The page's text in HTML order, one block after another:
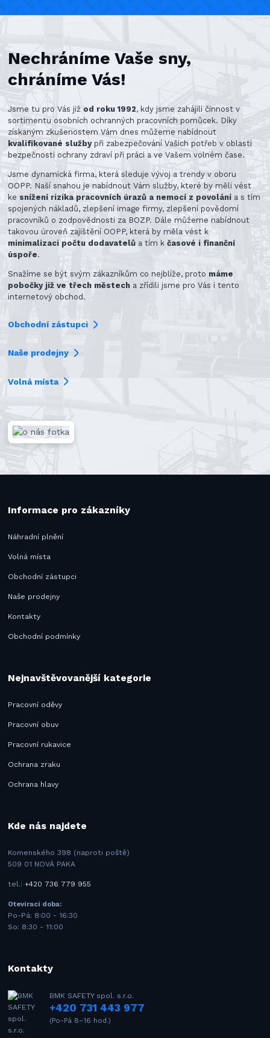
Nechráníme Vaše sny,
chráníme Vás!
Jsme tu pro Vás již od roku 1992, kdy jsme zahájili činnost v
sortimentu osobních ochranných pracovních pomůcek. Díky
získaným zkušenostem Vám dnes můžeme nabídnout
kvalifikované službypři zabezpečování Vašich potřeb v oblasti
bezpečnosti ochrany zdraví při práci a ve Vašem volném čase.
Jsme dynamická firma, která sleduje vývoj a trendy v oboru
OOPP. Naší snahou je nabídnout Vám služby, které by měli vést
ke snížení rizika pracovních úrazů a nemocí z povolání a s tím
spojených nákladů, zlepšení image firmy, zlepšení povědomí
pracovníků o zodpovědnosti za BOZP. Dále můžeme nabídnout
takovou úroveň zajištění OOPP, která by měla vést k
minimalizaci počtu dodavatelů a tím kčasové i finanční
úspoře.
Snažíme se být svým zákazníkům co nejblíže, proto máme
pobočky již ve třech městech a zřídili jsme pro Vás i tento
internetový obchod.
Obchodní zástupci
Naše prodejny
Volná místa
Informace pro zákazníky
Náhradní plnění
Volná místa
Obchodní zástupci
Naše prodejny
Kontakty
Obchodní podmínky
Nejnavštěvovanější kategorie
Pracovní oděvy
Pracovní obuv
Pracovní rukavice
Ochrana zraku
Ochrana hlavy
Kde nás najdete
Komenského 398 (naproti poště)
509 01 NOVÁ PAKA
tel.:+420 736 779 955
Otevírací doba:
Po-Pá: 8:00 - 16:30
So: 8:30 - 11:00
Kontakty
BMK SAFETY spol. s.r.o.
+420 731 443 977
(Po-Pá 8–16 hod.)